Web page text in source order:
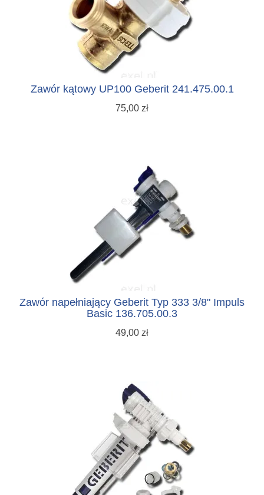
Zawór kątowy UP100 Geberit 241.475.00.1
75,00 zł
Zawór napełniający Geberit Typ 333 3/8" Impuls
Basic 136.705.00.3
49,00 zł